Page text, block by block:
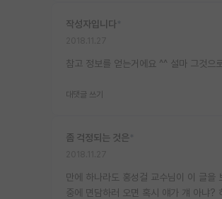
작성자입니다
참고 정보를 얻는거에요 ^^ 설마 그것으
대댓글 쓰기
좀 걱정되는 것은
만에 하나라도 홍성걸 교수님이 이 글
중에 면담하러 오면 혹시 얘가 걔 아냐?